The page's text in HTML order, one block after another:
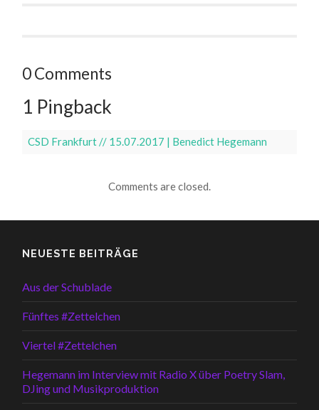
0 Comments
1 Pingback
CSD Frankfurt // 15.07.2017 | Benedict Hegemann
Comments are closed.
NEUESTE BEITRÄGE
Aus der Schublade
Fünftes #Zettelchen
Viertel #Zettelchen
Hegemann im Interview mit Radio X über Poetry Slam,
DJing und Musikproduktion